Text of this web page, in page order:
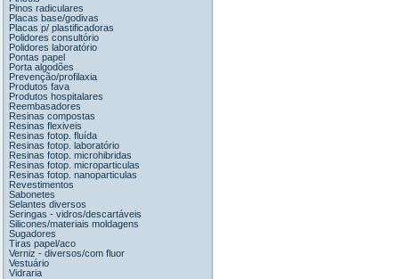
Pinos radiculares
Placas base/godivas
Placas p/ plastificadoras
Polidores consultório
Polidores laboratório
Pontas papel
Porta algodões
Prevenção/profilaxia
Produtos fava
Produtos hospitalares
Reembasadores
Resinas compostas
Resinas flexiveis
Resinas fotop. fluída
Resinas fotop. laboratório
Resinas fotop. microhibridas
Resinas fotop. microparticulas
Resinas fotop. nanoparticulas
Revestimentos
Sabonetes
Selantes diversos
Seringas - vidros/descartáveis
Silicones/materiais moldagens
Sugadores
Tiras papel/aco
Verniz - diversos/com fluor
Vestuário
Vidraria